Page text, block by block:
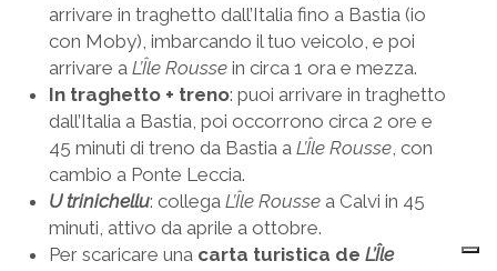
arrivare in traghetto dall’Italia fino a Bastia (io
con Moby), imbarcando il tuo veicolo, e poi
arrivare aL’Île Rousse in circa 1 ora e mezza.
In traghetto + treno: puoi arrivare in traghetto
dall’Italia a Bastia, poi occorrono circa 2 ore e
45 minuti di treno da Bastia aL’Île Rousse , con
cambio a Ponte Leccia.
U trinichellu: collegaL’Île Rousse a Calvi in 45
minuti, attivo da aprile a ottobre.
Per scaricare una carta turistica deL’Île